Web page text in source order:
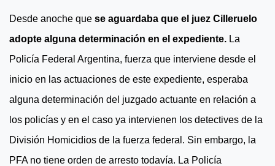
Desde anoche que se aguardaba que el juez Cilleruelo
adopte alguna determinación en el expediente. La
Policía Federal Argentina, fuerza que interviene desde el
inicio en las actuaciones de este expediente, esperaba
alguna determinación del juzgado actuante en relación a
los policías y en el caso ya intervienen los detectives de la
División Homicidios de la fuerza federal. Sin embargo, la
PFA no tiene orden de arresto todavía. La Policía